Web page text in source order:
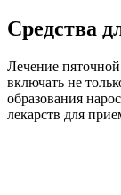
Средства
Лечение
включать не
образования
лекарств для